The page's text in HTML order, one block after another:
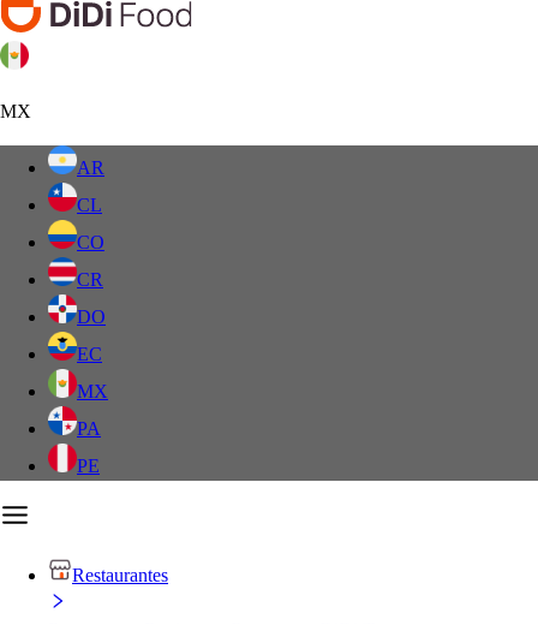
MX
AR
CL
CO
CR
DO
EC
MX
PA
PE
Restaurantes